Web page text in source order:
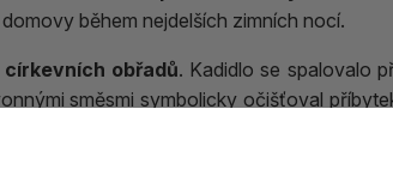
během nejdelších zimních nocí.
obřadů. Kadidlo se spalovalo
směsmi symbolicky očišťoval
svátky
okamžiků.